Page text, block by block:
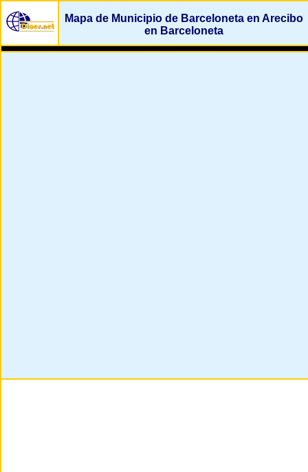
Mapa de Municipio de Barceloneta en Arecibo
en Barceloneta